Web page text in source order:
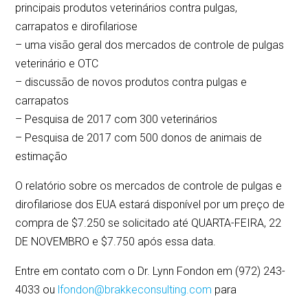
principais produtos veterinários contra pulgas,
carrapatos e dirofilariose
– uma visão geral dos mercados de controle de pulgas
veterinário e OTC
– discussão de novos produtos contra pulgas e
carrapatos
– Pesquisa de 2017 com 300 veterinários
– Pesquisa de 2017 com 500 donos de animais de
estimação
O relatório sobre os mercados de controle de pulgas e
dirofilariose dos EUA estará disponível por um preço de
compra de $7.250 se solicitado até QUARTA-FEIRA, 22
DE NOVEMBRO e $7.750 após essa data.
Entre em contato com o Dr. Lynn Fondon em (972) 243-
4033 ou lfondon@brakkeconsulting.com para